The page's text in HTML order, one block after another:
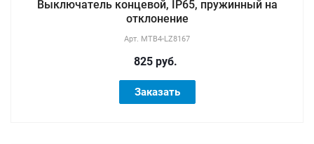
Выключатель концевой, IP65, пружинный на
отклонение
Арт. MTB4-LZ8167
825 руб.
Заказать